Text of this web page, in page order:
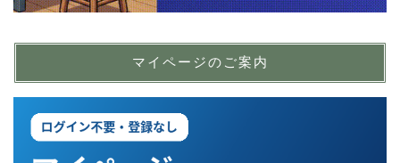
マイページのご案内